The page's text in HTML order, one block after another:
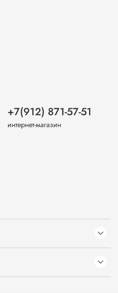
+7(912) 871-57-51
интернет-магазин